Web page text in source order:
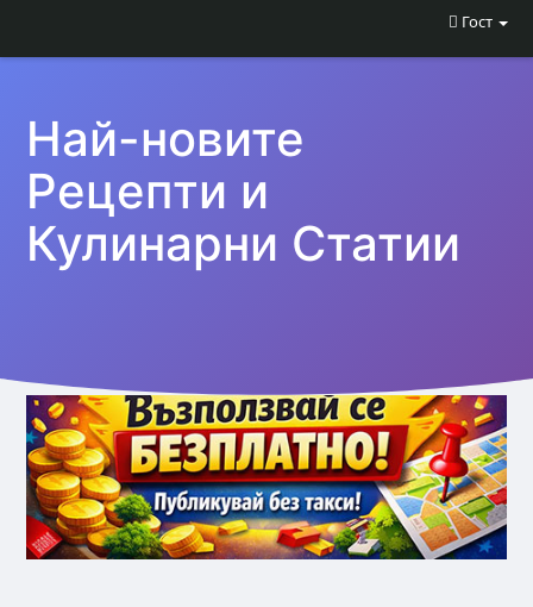
Гост
Най-новите
Рецепти и
Кулинарни Статии